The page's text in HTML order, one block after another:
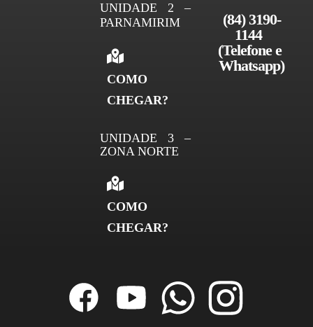
UNIDADE 2 –
PARNAMIRIM
COMO
CHEGAR?
UNIDADE 3 –
ZONA NORTE
COMO
CHEGAR?
(84) 3190-
1144
(Telefone e
Whatsapp)